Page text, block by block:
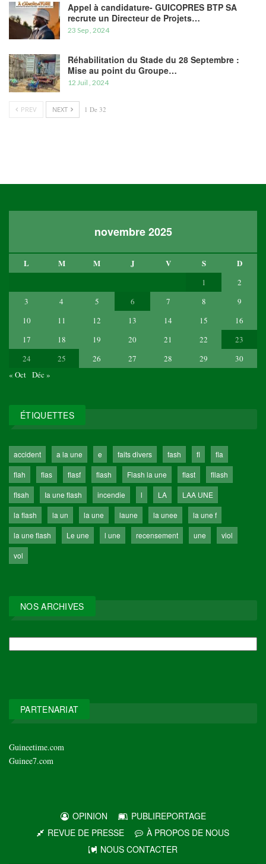
Appel à candidature- GUICOPRES BTP SA
recrute un Directeur de Projets…
23 Sep , 2024
Réhabilitation du Stade du 28 Septembre :
Mise au point du Groupe…
12 Juil , 2024
PREV NEXT 1 De 32
novembre 2025
L M M J V S D
1
2
3
4 5 6 7 8
9
10
11 12 13 14 15
16
17
18 19 20 21 22
23
24
25 26 27 28 29
30
« Oct Déc »
ÉTIQUETTES
accident a la une e faits divers fash fl
fla
flah
flas flasf flash Flash la une flast
fllash
flsah
Ia une flash incendie l LA
LAA UNE
la flash
la un la une laune la unee
la une f
la une flash
Le une l une recensement une
viol
vol
NOS ARCHIVES
PARTENARIAT
Guineetime.com
Guinee7.com
OPINION
PUBLIREPORTAGE
REVUE DE PRESSE
À PROPOS DE NOUS
NOUS CONTACTER